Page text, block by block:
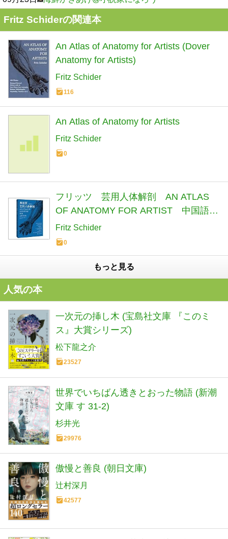
Fritz Schiderの関連本
An Atlas of Anatomy for Artists (Dover
Anatomy for Artists)
Fritz Schider
116
An Atlas of Anatomy for Artists
Fritz Schider
0
フリッツ 芸用人体解剖 AN ATLAS
OF ANATOMY FOR ARTIST 中国語版
美術/弗里茨艺用人体解剖 (彩色版)
Fritz Schider
0
もっと見る
人気の本
一次元の挿し木 (宝島社文庫 『このミ
ス』大賞シリーズ)
松下龍之介
23527
世界でいちばん透きとおった物語 (新潮
文庫 す 31-2)
杉井光
29976
傲慢と善良 (朝日文庫)
辻村深月
42577